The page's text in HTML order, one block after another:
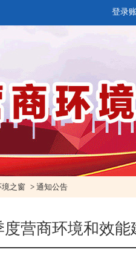
境之窗 > 通知公告
度营商环境和效